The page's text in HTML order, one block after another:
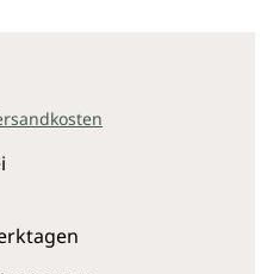
dem Laien und
Fachmann eine wertvolle
mit ihren Tieren geben.